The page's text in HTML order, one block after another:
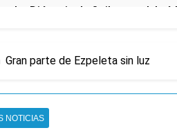
La Diócesis de Quilmes celebró
19 Horas Atrás
de los 450 puntos
20 Horas Atrás
Jorge Macri condenó los
Gran parte de Ezpeleta sin luz
NOTICIAS